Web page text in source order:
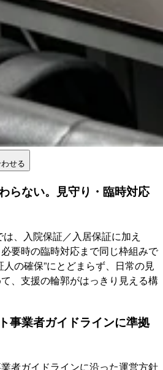
せる
らない。見守り・臨時対応
、入院保証／入居保証に加え
要時の臨時対応まで同じ枠組みで
の確保”にとどまらず、日常の見
、支援の輪郭がはっきり見える構
事業者ガイドラインに準拠
者ガイドラインに沿った運営方針